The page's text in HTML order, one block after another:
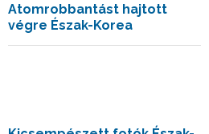
Atomrobbantást hajtott
végre Észak-Korea